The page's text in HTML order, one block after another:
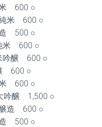
600 ○
米 600 ○
500 ○
米 600 ○
吟醸 600 ○
600 ○
600 ○
吟醸 1,500 ○
造 600 ○
500 ○